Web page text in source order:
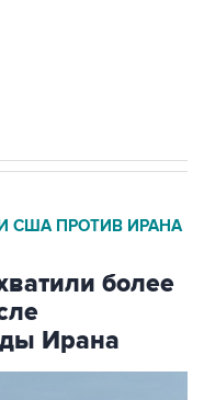
США ПРОТИВ ИРАНА
более
Ирана